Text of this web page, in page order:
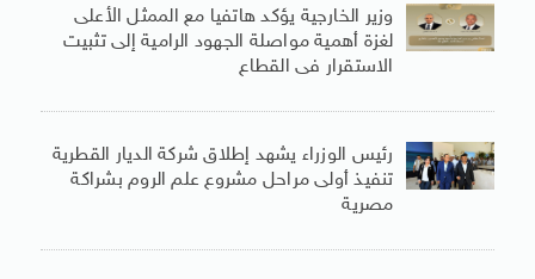
وزير الخارجية يؤكد هاتفيا مع الممثل الأعلى
لغزة أهمية مواصلة الجهود الرامية إلى تثبيت
الاستقرار فى القطاع
رئيس الوزراء يشهد إطلاق شركة الديار القطرية
تنفيذ أولى مراحل مشروع علم الروم بشراكة
مصرية